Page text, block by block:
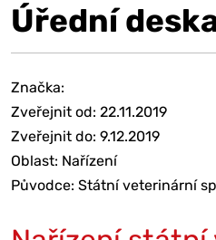
Úřední
Značka:
Zveřejnit od: 22.11.2019
Zveřejnit do: 9.12.2019
Oblast: Nařízení
Původce: Státní veterinární